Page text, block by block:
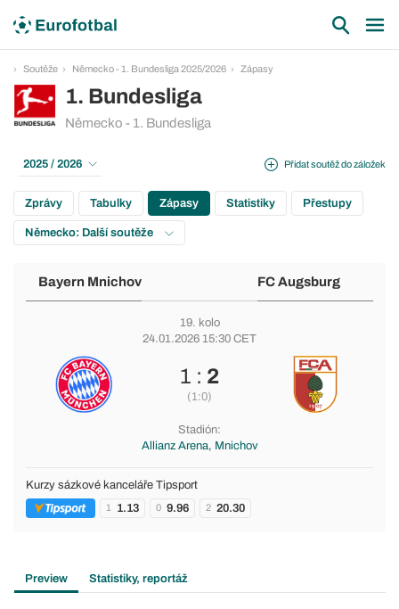
Soutěže Německo - 1. Bundesliga 2025/2026 Zápasy
1. Bundesliga
Německo - 1. Bundesliga
Přidat soutěž do záložek
2025 / 2026
Zprávy Tabulky Zápasy Statistiky Přestupy
Německo: Další soutěže
Bayern Mnichov FC Augsburg
19. kolo
24.01.2026 15:30 CET
1 : 2
(1:0)
Stadión:
Allianz Arena, Mnichov
Kurzy sázkové kanceláře Tipsport
1 1.13 0 9.96 2 20.30
Preview Statistiky, reportáž